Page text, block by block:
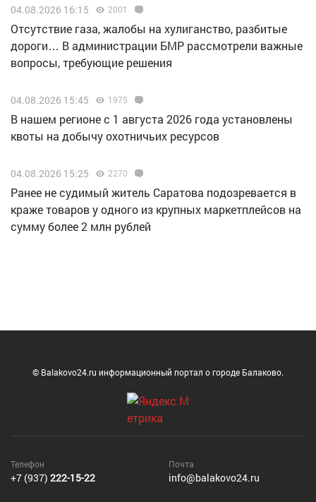
04.08.2026 16:15 2001
Отсутствие газа, жалобы на хулиганство, разбитые
дороги… В администрации БМР рассмотрели важные
вопросы, требующие решения
04.08.2026 15:45 1975
В нашем регионе с 1 августа 2026 года установлены
квоты на добычу охотничьих ресурсов
04.08.2026 15:25 2270
Ранее не судимый житель Саратова подозревается в
краже товаров у одного из крупных маркетплейсов на
сумму более 2 млн рублей
© Balakovo24.ru информационный портал о городе Балаково.
Телефон
+7 (937) 222-15-22
Почта
info@balakovo24.ru